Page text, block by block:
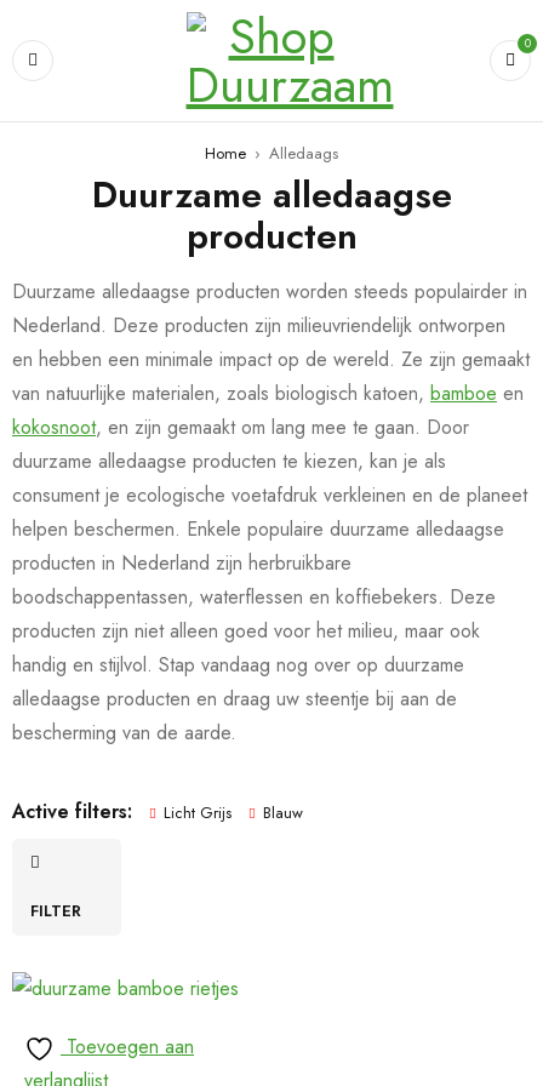
0
Home › Alledaags
Duurzame alledaagse
producten
Duurzame alledaagse producten worden steeds populairder in
Nederland. Deze producten zijn milieuvriendelijk ontworpen
en hebben een minimale impact op de wereld. Ze zijn gemaakt
van natuurlijke materialen, zoals biologisch katoen, bamboe en
kokosnoot, en zijn gemaakt om lang mee te gaan. Door
duurzame alledaagse producten te kiezen, kan je als
consument je ecologische voetafdruk verkleinen en de planeet
helpen beschermen. Enkele populaire duurzame alledaagse
producten in Nederland zijn herbruikbare
boodschappentassen, waterflessen en koffiebekers. Deze
producten zijn niet alleen goed voor het milieu, maar ook
handig en stijlvol. Stap vandaag nog over op duurzame
alledaagse producten en draag uw steentje bij aan de
bescherming van de aarde.
Active filters: Licht Grijs Blauw
FILTER
Toevoegen aan